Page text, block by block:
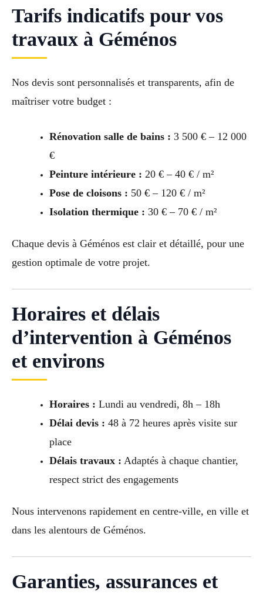
Tarifs indicatifs pour vos
travaux à Géménos
Nos devis sont personnalisés et transparents, afin de
maîtriser votre budget :
Rénovation salle de bains : 3 500 € – 12 000
€
Peinture intérieure : 20 € – 40 € / m²
Pose de cloisons : 50 € – 120 € / m²
Isolation thermique : 30 € – 70 € / m²
Chaque devis à Géménos est clair et détaillé, pour une
gestion optimale de votre projet.
Horaires et délais
d’intervention à Géménos
et environs
Horaires : Lundi au vendredi, 8h – 18h
Délai devis : 48 à 72 heures après visite sur
place
Délais travaux : Adaptés à chaque chantier,
respect strict des engagements
Nous intervenons rapidement en centre-ville, en ville et
dans les alentours de Géménos.
Garanties, assurances et